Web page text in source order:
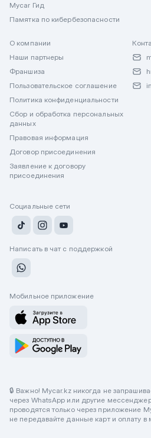
Mycar Гид
Памятка по кибербезопасности
О компании
Наши партнеры
Франшиза
Пользовательское соглашение
Политика конфиденциальности
Сбор и обработка персональных
данных
Правовая информация
Договор присоединения
Заявление к договору
присоединения
Социальные сети
Написать в чат с поддержкой
Мобильное приложение
🔒 Важно! Mycar.kz никогда не
через WhatsApp или другие
проводятся только через приложение
не передавайте данные карт и оплату